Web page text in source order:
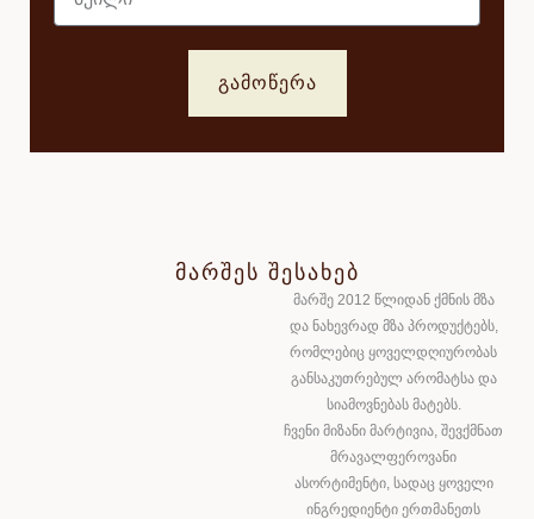
ᲒᲐᲛᲝᲬᲔᲠᲐ
ᲛᲐᲠᲨᲔᲡ ᲨᲔᲡᲐᲮᲔᲑ
მარშე 2012 წლიდან ქმნის მზა
და ნახევრად მზა პროდუქტებს,
რომლებიც ყოველდღიურობას
განსაკუთრებულ არომატსა და
სიამოვნებას მატებს.
ჩვენი მიზანი მარტივია, შევქმნათ
მრავალფეროვანი
ასორტიმენტი, სადაც ყოველი
ინგრედიენტი ერთმანეთს